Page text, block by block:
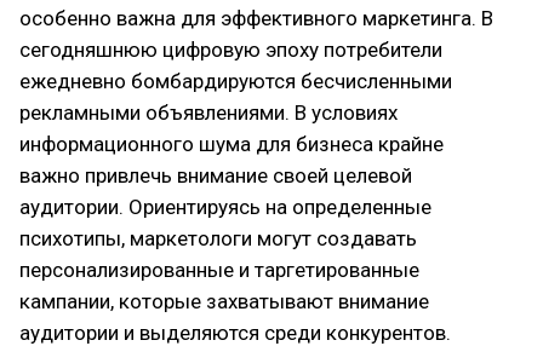
особенно важна для эффективного маркетинга. В
сегодняшнюю цифровую эпоху потребители
ежедневно бомбардируются бесчисленными
рекламными объявлениями. В условиях
информационного шума для бизнеса крайне
важно привлечь внимание своей целевой
аудитории. Ориентируясь на определенные
психотипы, маркетологи могут создавать
персонализированные и таргетированные
кампании, которые захватывают внимание
аудитории и выделяются среди конкурентов.